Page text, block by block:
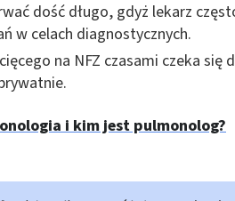
dość długo, gdyż lekarz
w celach diagnostycznych.
na NFZ czasami czeka się
i kim jest pulmonolog?